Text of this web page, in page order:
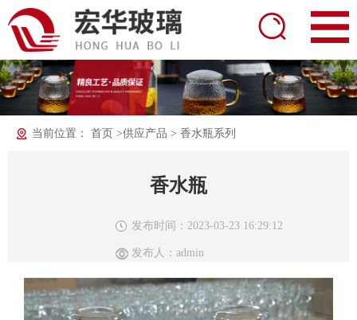
当前位置： 首页 >供应产品 > 香水瓶系列
香水瓶
发布时间：2023-03-23 16:29:12
发布人：admin